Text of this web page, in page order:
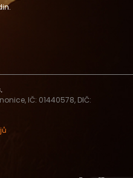
IČ: 01440578, DIČ: